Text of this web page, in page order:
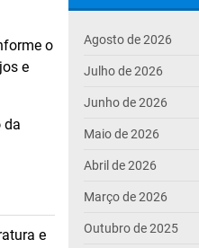
o
e
da
e
Agosto de 2026
Julho de 2026
Junho de 2026
Maio de 2026
Abril de 2026
Março de 2026
Outubro de 2025